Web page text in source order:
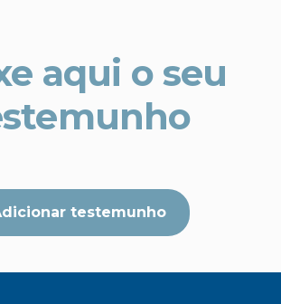
aqui o seu
testemunho